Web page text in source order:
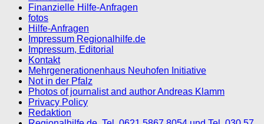
Finanzielle Hilfe-Anfragen
fotos
Hilfe-Anfragen
Impressum Regionalhilfe.de
Impressum, Editorial
Kontakt
Mehrgenerationenhaus Neuhofen Initiative
Not in der Pfalz
Photos of journalist and author Andreas Klamm
Privacy Policy
Redaktion